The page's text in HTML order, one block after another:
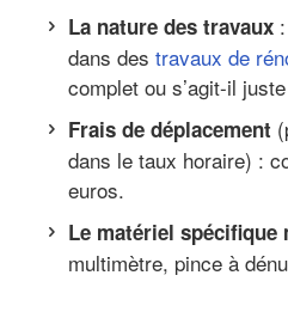
La nature des travaux
dans des travaux de
complet ou s’agit-il
Frais de déplacement
dans le taux horaire) :
euros.
Le matériel spécifique
multimètre, pince à